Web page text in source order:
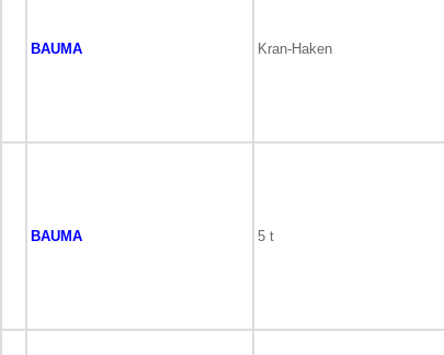
BAUMA Kran-Haken
BAUMA 5 t